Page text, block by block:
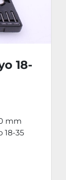
18-
mm
18-35